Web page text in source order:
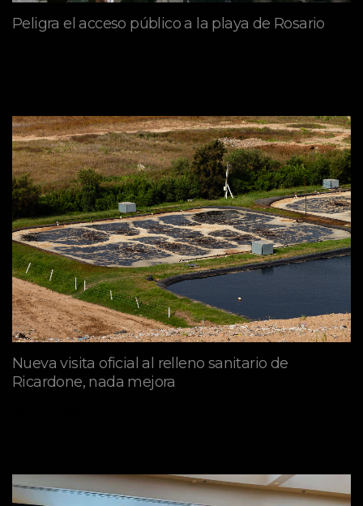
Peligra el acceso público a la playa de Rosario
Nueva visita oficial al relleno sanitario de
Ricardone, nada mejora